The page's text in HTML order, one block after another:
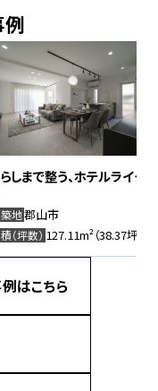
例
で整う、ホテルライクな
郡山市
数）127.11m²（38.37坪）
はこちら